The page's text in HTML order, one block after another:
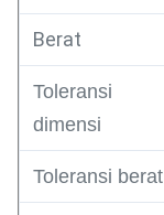
Berat
Toleransi
dimensi
Toleransi berat